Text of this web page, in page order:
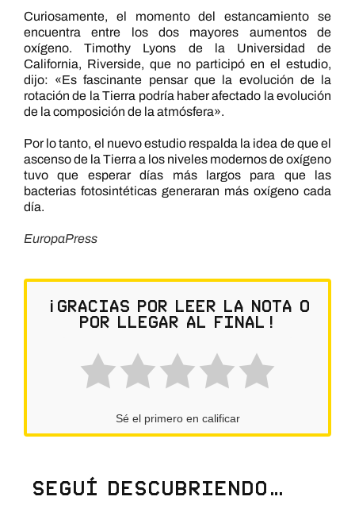
Curiosamente, el momento del estancamiento se
encuentra entre los dos mayores aumentos de
oxígeno. Timothy Lyons de la Universidad de
California, Riverside, que no participó en el estudio,
dijo: «Es fascinante pensar que la evolución de la
rotación de la Tierra podría haber afectado la evolución
de la composición de la atmósfera».
Por lo tanto, el nuevo estudio respalda la idea de que el
ascenso de la Tierra a los niveles modernos de oxígeno
tuvo que esperar días más largos para que las
bacterias fotosintéticas generaran más oxígeno cada
día.
EuropaPress
¡Gracias por leer la nota o
por llegar al final!
Sé el primero en calificar
Seguí descubriendo…